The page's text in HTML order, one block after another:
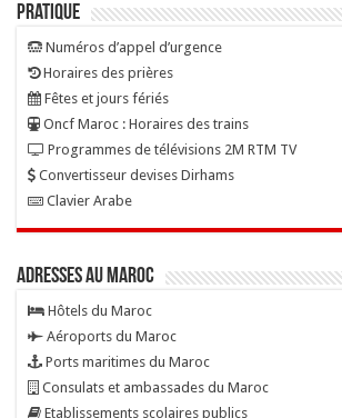
Pratique
Numéros d’appel d’urgence
Horaires des prières
Fêtes et jours fériés
Oncf Maroc : Horaires des trains
Programmes de télévisions 2M RTM TV
Convertisseur devises Dirhams
Clavier Arabe
Adresses au Maroc
Hôtels du Maroc
Aéroports du Maroc
Ports maritimes du Maroc
Consulats et ambassades du Maroc
Etablissements scolaires publics